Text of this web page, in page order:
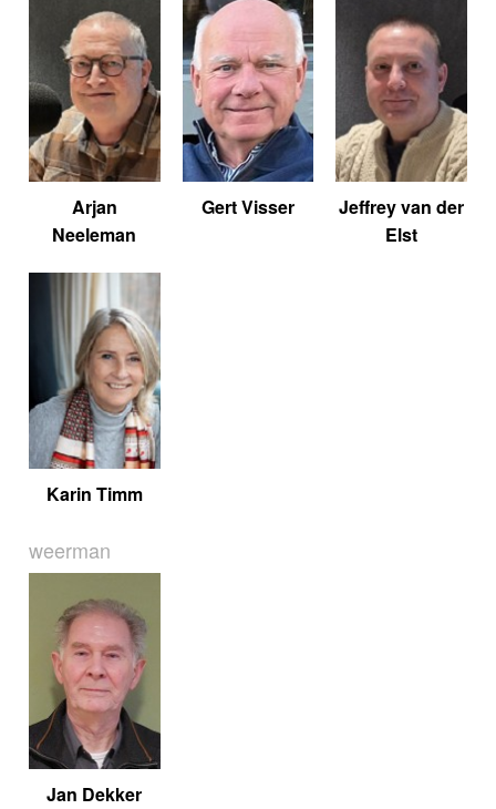
Arjan
Neeleman
Gert Visser
Jeffrey van der
Elst
Karin Timm
weerman
Jan Dekker